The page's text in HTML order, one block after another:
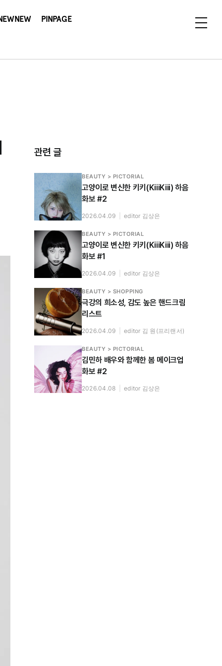
PINPAGE
관련 글
BEAUTY > PICTORIAL
고양이로 변신한 키키(KiiiKiii) 하음
화보 #2
2026.04.09 editor 김상은
BEAUTY > PICTORIAL
고양이로 변신한 키키(KiiiKiii) 하음
화보 #1
2026.04.09 editor 김상은
BEAUTY > SHOPPING
극강의 희소성, 감도 높은 핸드크림
리스트
2026.04.09 editor 김 원(프리랜서)
BEAUTY > PICTORIAL
김민하 배우와 함께한 봄 메이크업
화보 #2
2026.04.08 editor 김상은